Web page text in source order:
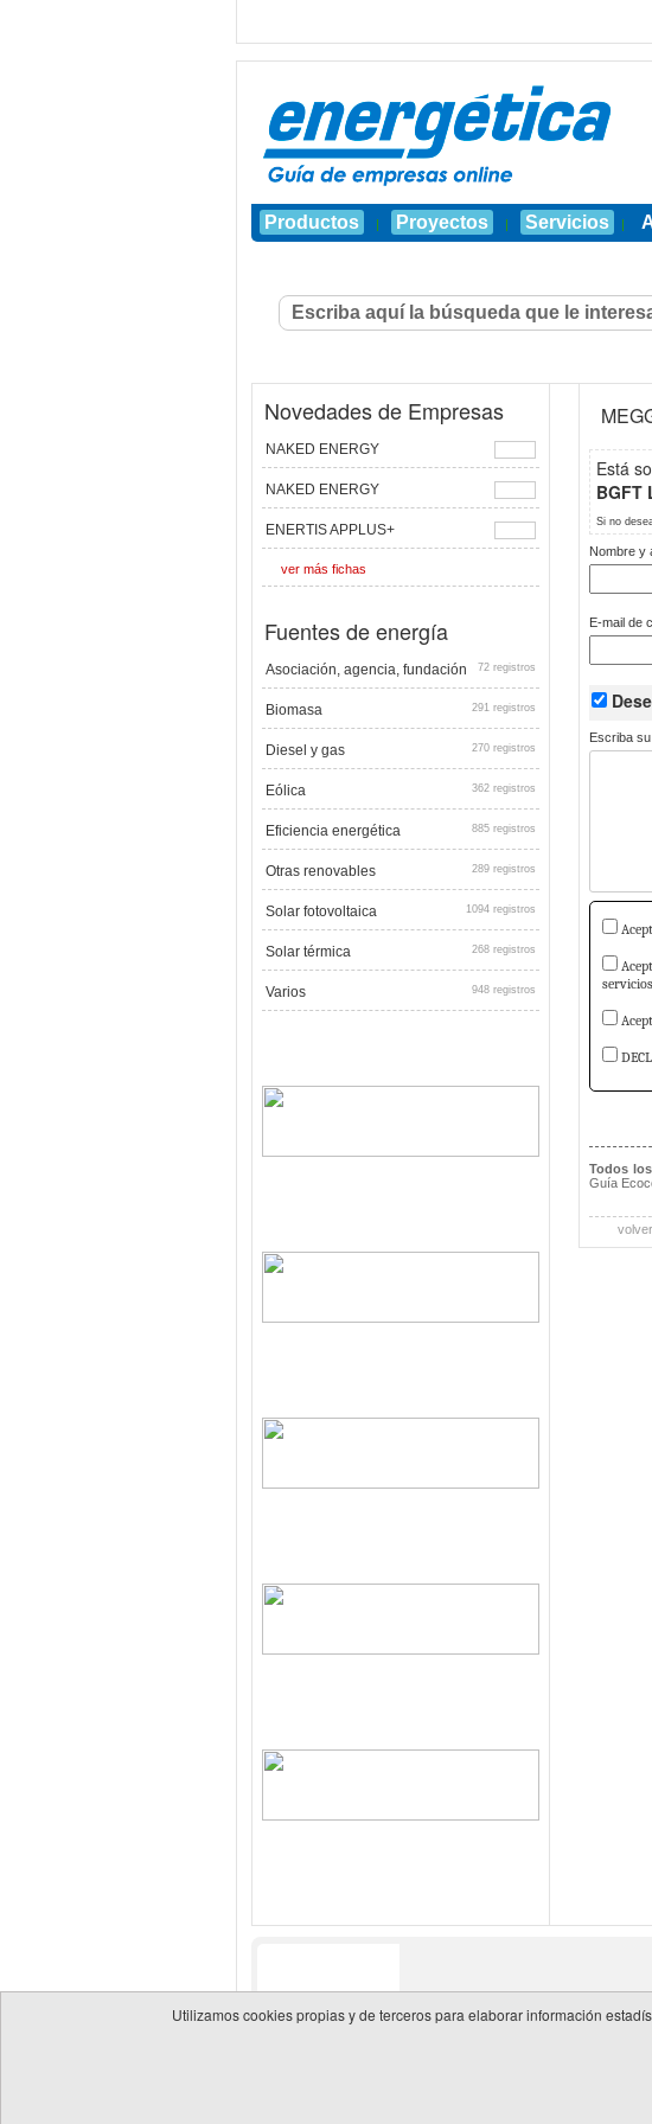
Productos | Proyectos | Servicios |
Novedades de Empresas
NAKED ENERGY
NAKED ENERGY
ENERTIS APPLUS+
ver más fichas
Fuentes de energía
Asociación, agencia, fundación 72 registros
Biomasa 291 registros
Diesel y gas 270 registros
Eólica 362 registros
Eficiencia energética 885 registros
Otras renovables 289 registros
Solar fotovoltaica 1094 registros
Solar térmica 268 registros
Varios 948 registros
Está
BGFT
Si no
Nombre y
E-mail de
Escriba
Todos
Guía
Utilizamos cookies propias y de terceros para elaborar información